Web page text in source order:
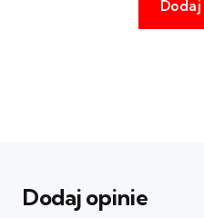
Dodaj opinie